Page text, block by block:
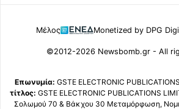
Μέλος Monetized by DPG
©2012-2026 Newsbomb.gr - All
Επωνυμία: GSTE ELECTRONIC
τίτλος: GSTE ELECTRONIC PUBLICATIONS
Σολωμού 70 & Βάκχου 30 Μεταμόρφωση,